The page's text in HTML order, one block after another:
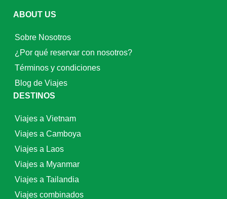
ABOUT US
Sobre Nosotros
¿Por qué reservar con nosotros?
Términos y condiciones
Blog de Viajes
DESTINOS
Viajes a Vietnam
Viajes a Camboya
Viajes a Laos
Viajes a Myanmar
Viajes a Tailandia
Viajes combinados